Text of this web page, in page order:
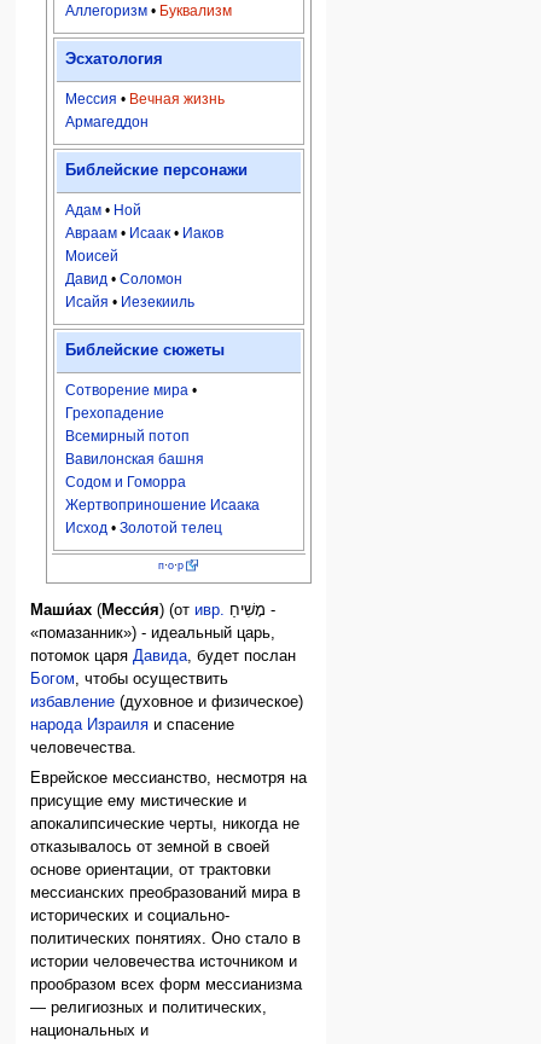
Аллегоризм• Буквализм
Эсхатология
Мессия • Вечная жизнь
Армагеддон
Библейские персонажи
Адам• Ной
Авраам• Исаак• Иаков
Моисей
Давид• Соломон
Исайя • Иезекииль
Библейские сюжеты
Сотворение мира•
Грехопадение
Всемирный потоп
Вавилонская башня
Содом и Гоморра
Жертвоприношение Исаака
Исход• Золотой телец
п·о·р
Маши́ах (Месси́я) (отивр. מָשִׁיחַ ‎ -
«помазанник») - идеальный царь,
потомок царя Давида , будет послан
Богом , чтобы осуществить
избавление (духовное и физическое)
народа Израиля и спасение
человечества.
Еврейское мессианство, несмотря на
присущие ему мистические и
апокалипсические черты, никогда не
отказывалось от земной в своей
основе ориентации, от трактовки
мессианских преобразований мира в
исторических и социально-
политических понятиях. Оно стало в
истории человечества источником и
прообразом всех форм мессианизма
— религиозных и политических,
национальных и